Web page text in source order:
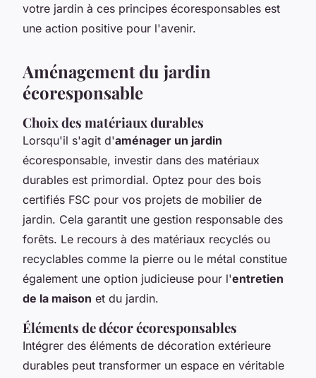
votre jardin à ces principes écoresponsables est
une action positive pour l'avenir.
Aménagement du jardin
écoresponsable
Choix des matériaux durables
Lorsqu'il s'agit d'aménager un jardin
écoresponsable, investir dans des matériaux
durables est primordial. Optez pour des bois
certifiés FSC pour vos projets de mobilier de
jardin. Cela garantit une gestion responsable des
forêts. Le recours à des matériaux recyclés ou
recyclables comme la pierre ou le métal constitue
également une option judicieuse pour l'entretien
de la maison et du jardin.
Éléments de décor écoresponsables
Intégrer des éléments de décoration extérieure
durables peut transformer un espace en véritable